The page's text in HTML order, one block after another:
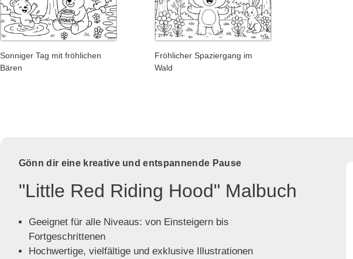
Sonniger Tag mit fröhlichen
Bären
Fröhlicher Spaziergang im
Wald
Gönn dir eine kreative und entspannende Pause
"Little Red Riding Hood" Malbuch
Geeignet für alle Niveaus: von Einsteigern bis
Fortgeschrittenen
Hochwertige, vielfältige und exklusive Illustrationen